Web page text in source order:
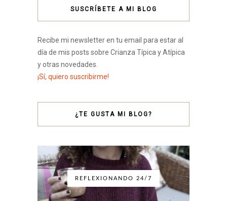
SUSCRÍBETE A MI BLOG
Recibe mi newsletter en tu email para estar al
día de mis posts sobre Crianza Típica y Atípica
y otras novedades.
¡Sí, quiero suscribirme!
¿TE GUSTA MI BLOG?
REFLEXIONANDO 24/7